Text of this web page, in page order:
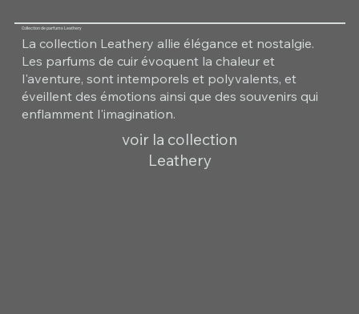
Collection de parfums Leathery
La collection Leathery allie élégance et nostalgie.
Les parfums de cuir évoquent la chaleur et
l'aventure, sont intemporels et polyvalents, et
éveillent des émotions ainsi que des souvenirs qui
enflamment l'imagination.
voir la collection
Leathery